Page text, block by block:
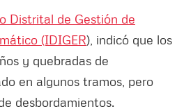
Distrital de Gestión de
(IDIGER), indicó que los
y quebradas de
en algunos tramos, pero
desbordamientos.